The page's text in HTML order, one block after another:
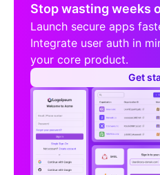
Stop wasting weeks
Launch secure apps
Integrate user auth in
your core product.
Get